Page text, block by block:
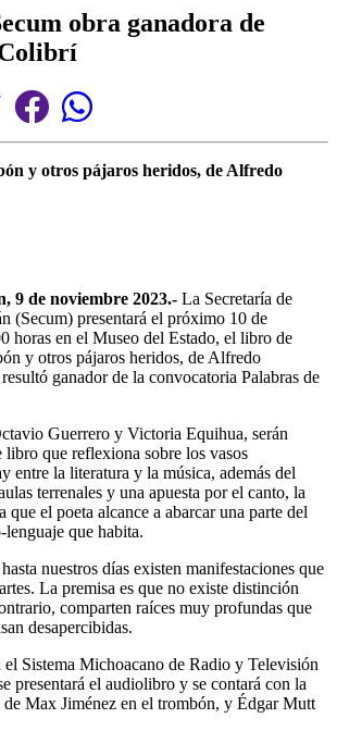
obra ganadora de
y otros pájaros heridos, de Alfredo
9 de noviembre 2023.- La Secretaría de
(Secum) presentará el próximo 10 de
horas en el Museo del Estado, el libro de
y otros pájaros heridos, de Alfredo
ganador de la convocatoria Palabras de
Guerrero y Victoria Equihua, serán
libro que reflexiona sobre los vasos
entre la literatura y la música, además del
terrenales y una apuesta por el canto, la
que el poeta alcance a abarcar una parte del
que habita.
nuestros días existen manifestaciones que
La premisa es que no existe distinción
comparten raíces muy profundas que
desapercibidas.
Sistema Michoacano de Radio y Televisión
presentará el audiolibro y se contará con la
Max Jiménez en el trombón, y Édgar Mutt